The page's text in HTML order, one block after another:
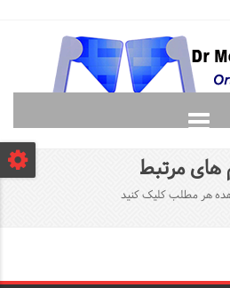
های مرتبط
هر مطلب کلیک کنید